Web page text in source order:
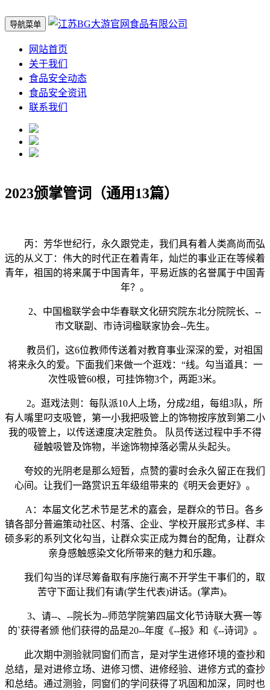
导航菜单
网站首页
关于我们
食品安全动态
食品安全资讯
联系我们
2023颁掌管词（通用13篇）
丙：芳华世纪行，永久跟党走，我们具有着人类高尚而弘
远的从义丁：伟大的时代正在着青年，灿烂的事业正在等候着
青年，祖国的将来属于中国青年，平易近族的名誉属于中国青
年？。
2、中国楹联学会中华春联文化研究院东北分院院长、--
市文联副、市诗词楹联家协会--先生。
教员们，这6位教师传送着对教育事业深深的爱，对祖国
将来永久的爱。下面我们来做一个逛戏：“线。勾当道具：一
次性吸管60根，可挂饰物3个，两距3米。
2。逛戏法则：每队派10人上场，分成2组，每组3队，所
有人嘴里叼支吸管，第一小我把吸管上的饰物按序放到第二小
我的吸管上，以传送速度决定胜负。 队员传送过程中手不得
碰触吸管及饰物，半途饰物掉落必需从头起头。
夸姣的光阴老是那么短暂，点赞的霎时会永久留正在我们
心间。让我们一路赏识五年级组带来的《明天会更好》。
A：本届文化艺术节是艺术的嘉会，是群众的节日。各乡
镇各部分普遍策动社区、村落、企业、学校开展形式多样、丰
硕多彩的系列文化勾当，让群众实正成为舞台的配角，让群众
亲身感触感染文化所带来的魅力和乐趣。
我们勾当的详尽筹备取有序施行离不开学生干事们的，取
苦守下面让我们有请(学生代表)讲话。(掌声)。
3、请--、--院长为--师范学院第四届文化节诗联大赛一等
的`获得者颁 他们获得的品是20--年度《--报》和《--诗词》。
此次期中测验就同窗们而言，是对学生进修环境的查抄和
总结，是对进修立场、进修习惯、进修经验、进修方式的查抄
和总结。通过测验，同窗们的学问获得了巩固和加深，同时也